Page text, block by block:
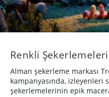
Renkli
Alman şekerleme markası
kampanyasında, izleyenleri
şekerlemelerinin epik